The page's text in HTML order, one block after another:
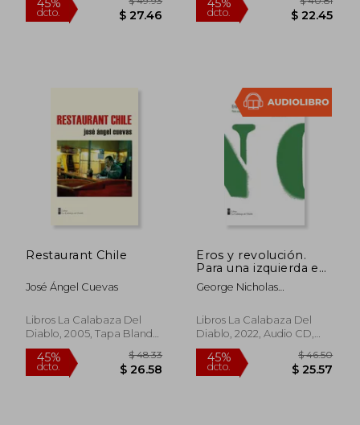
Restaurant Chile
José Ángel Cuevas
Libros La Calabaza Del
Diablo, 2005, Tapa Blanda,
Nuevo
Eros y revolución.
Para una izquierda en
el s. XXI
George Nicholas
Alejandra Pinto Soffia
Libros La Calabaza Del
Diablo, 2022, Audio CD,
Nuevo